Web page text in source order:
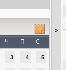
Ч П С
3 4 5
»